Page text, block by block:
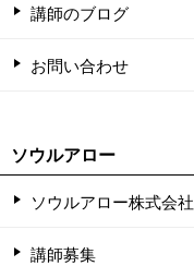
講師のブログ
お問い合わせ
ソウルアロー
ソウルアロー株式会社
講師募集